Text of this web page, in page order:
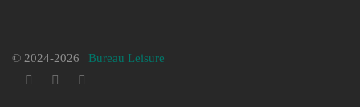
© 2024-2026 | Bureau Leisure